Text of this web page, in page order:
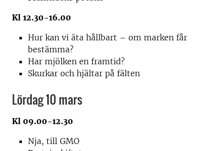
Kl 12.30-16.00
Hur kan vi äta hållbart – om marken får
bestämma?
Har mjölken en framtid?
Skurkar och hjältar på fälten
Lördag 10 mars
Kl 09.00-12.30
Nja, till GMO